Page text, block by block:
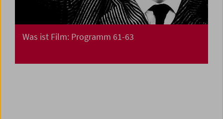
Was ist Film: Programm 61-63